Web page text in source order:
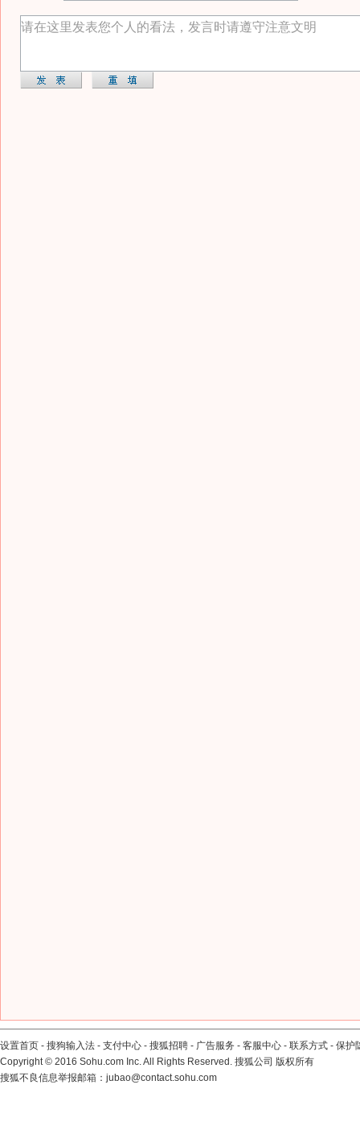
设置首页 - 搜狗输入法 - 支付中心 - 搜狐招聘 - 广告服务 - 客服中心 - 联系方式 - 保护
Copyright© 2016 Sohu.com Inc. All Rights Reserved. 搜狐公司 版权所有
搜狐不良信息举报邮箱： jubao@contact.sohu.com